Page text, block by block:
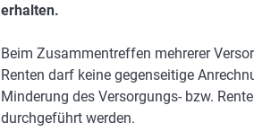
erhalten.
Beim Zusammentreffen mehrerer
Renten darf keine gegenseitige
Minderung des Versorgungs- bzw.
durchgeführt werden.